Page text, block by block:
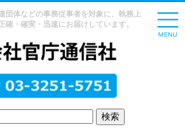
団体などの事務従事者を対象に、執務上
・確実・迅速にお届けしています。